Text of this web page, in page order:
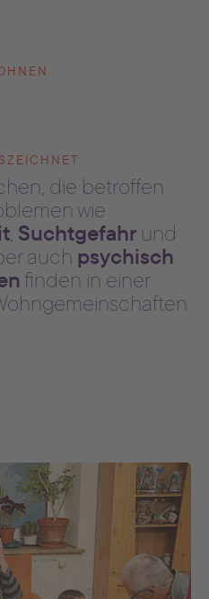
die betroffen
wie
, Suchtgefahr und
auch psychisch
finden in einer